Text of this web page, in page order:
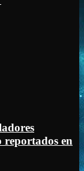
reportados en